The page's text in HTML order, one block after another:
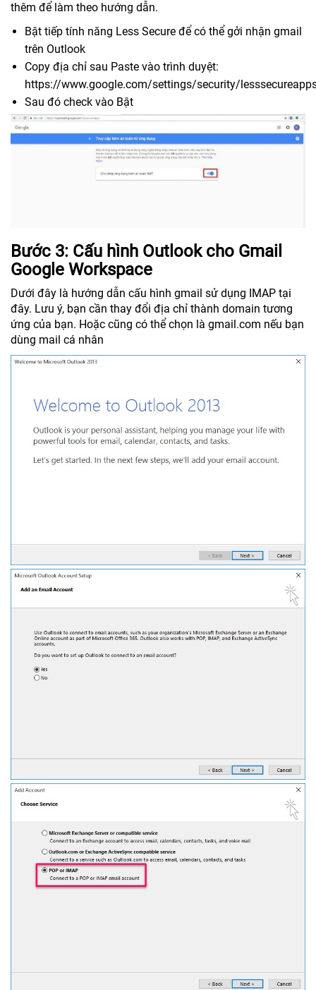
thêm để làm theo hướng dẫn.
Bật tiếp tính năng Less Secure để có thể gởi nhận gmail
trên Outlook
Copy địa chỉ sau Paste vào trình duyệt:
https://www.google.com/settings/security/
Sau đó check vào Bật
Bước 3: Cấu hình Outlook cho Gmail
Google Workspace
Dưới đây là hướng dẫn cấu hình gmail sử dụng IMAP tại
đây. Lưu ý, bạn cần thay đổi địa chỉ thành domain tương
ứng của bạn. Hoặc cũng có thể chọn là gmail.com nếu bạn
dùng mail cá nhân